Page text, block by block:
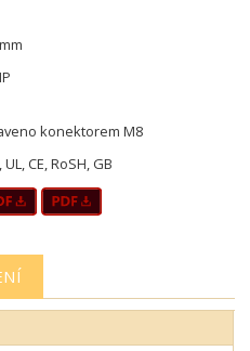
konektorem M8
UL, CE, RoSH, GB